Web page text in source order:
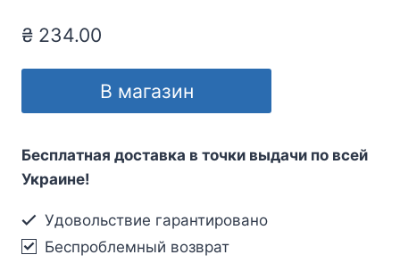
₴ 234.00
В магазин
Бесплатная доставка в точки выдачи по всей
Украине!
Удовольствие гарантировано
Беспроблемный возврат